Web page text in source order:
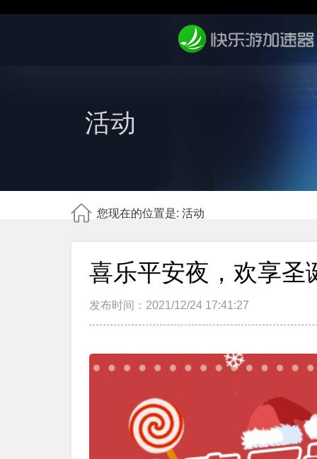
活动
您现在的位置是: 活动
喜乐平安夜，欢享圣
发布时间：2021/12/24 17:41:27